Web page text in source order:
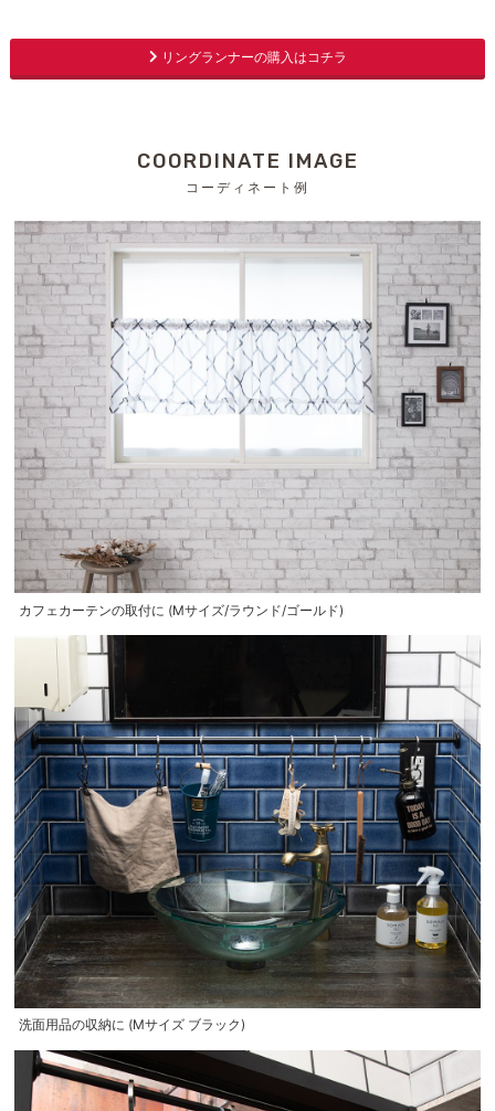
リングランナーの購入はコチラ
COORDINATE IMAGE
コーディネート例
カフェカーテンの取付に (Mサイズ/ラウンド/ゴールド)
洗面用品の収納に (Mサイズ ブラック)